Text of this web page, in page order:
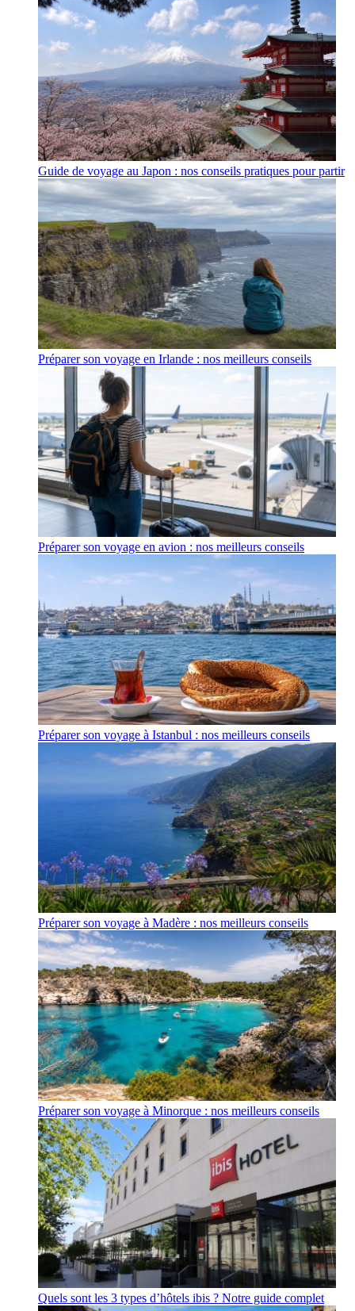
Guide de voyage au Japon : nos conseils pratiques pour partir
Préparer son voyage en Irlande : nos meilleurs conseils
Préparer son voyage en avion : nos meilleurs conseils
Préparer son voyage à Istanbul : nos meilleurs conseils
Préparer son voyage à Madère : nos meilleurs conseils
Préparer son voyage à Minorque : nos meilleurs conseils
Quels sont les 3 types d’hôtels ibis ? Notre guide complet